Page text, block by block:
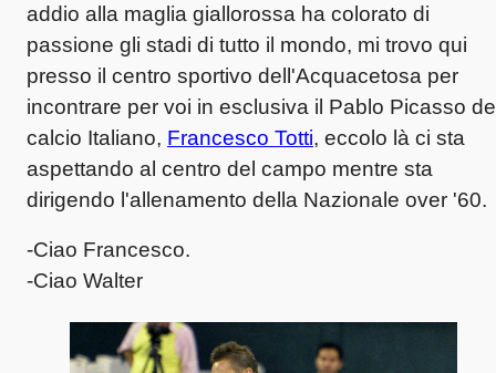
addio alla maglia giallorossa ha colorato di
passione gli stadi di tutto il mondo, mi trovo qui
presso il centro sportivo dell'Acquacetosa per
incontrare per voi in esclusiva il Pablo Picasso
calcio Italiano, Francesco Totti, eccolo là ci sta
aspettando al centro del campo mentre sta
dirigendo l'allenamento della Nazionale over '60.
-Ciao Francesco.
-Ciao Walter